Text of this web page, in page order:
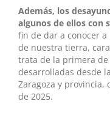
Además, los
algunos de ellos con
fin de dar a conocer
de nuestra tierra,
trata de la primera de
desarrolladas desde
Zaragoza y provincia,
de 2025.